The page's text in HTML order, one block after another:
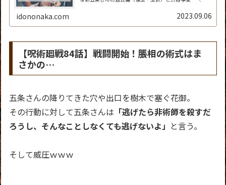
idononaka.com 2023.09.06
【呪術廻戦84話】戦闘開始！脹相の術式はま
さかの…
五条さんの降りてきた穴や出口を樹木で塞ぐ花御。
その行動に対して五条さんは 「逃げたら非術師を殺すだ
ろうし、そんなことしなくても逃げないよ」 と言う。
そして威圧ｗｗｗ